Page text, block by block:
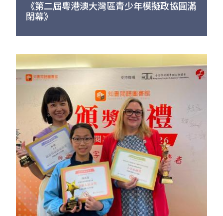
《第二屆粵港澳大灣區青少年模擬政協圓滿
閉幕》